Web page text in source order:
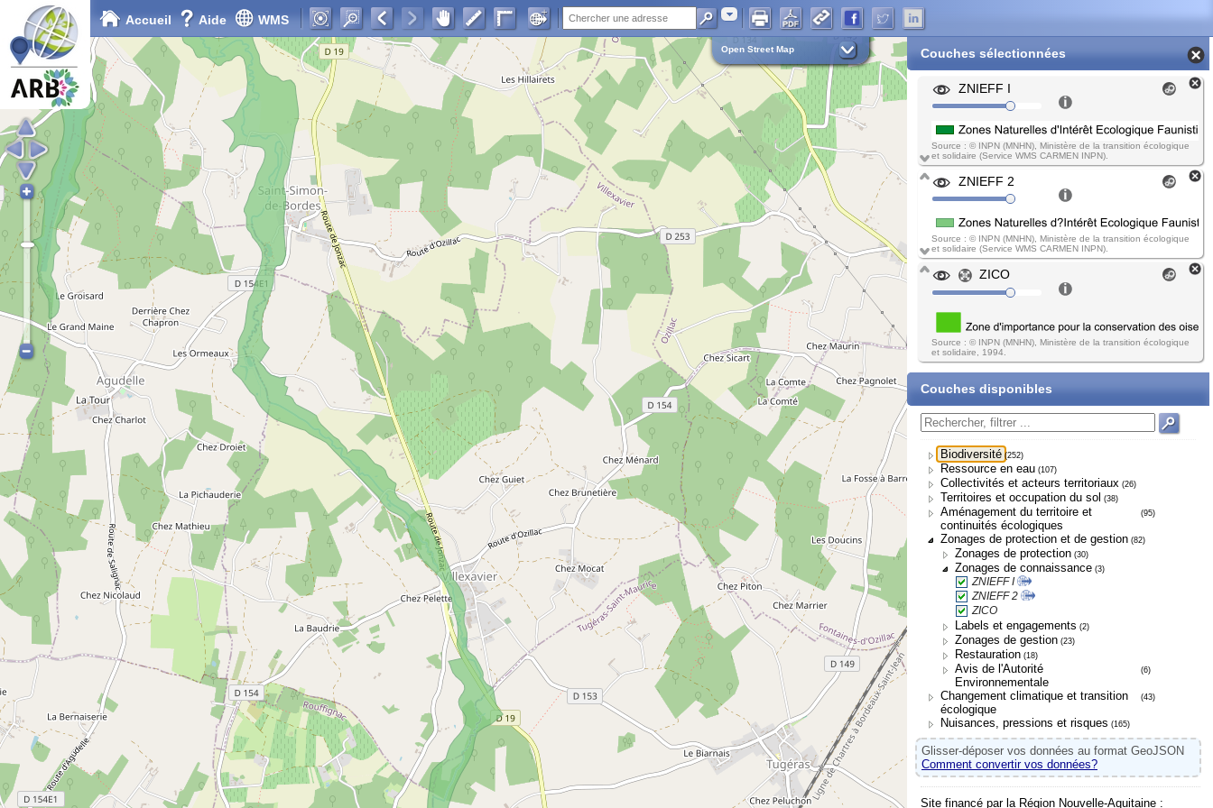
Accueil Aide WMS Adresse
Open Street Map Couches sélectionnées
ZNIEFF I
Source : © INPN (MNHN), Ministère de la transition écologique
et solidaire (Service WMS CARMEN INPN).
ZNIEFF 2
Source : © INPN (MNHN), Ministère de la transition écologique
et solidaire (Service WMS CARMEN INPN).
ZICO
Source : © INPN (MNHN), Ministère de la transition écologique
et solidaire, 1994.
Couches disponibles
Biodiversité (252)
Ressource en eau (107)
Collectivités et acteurs territoriaux (26)
Territoires et occupation du sol (38)
Aménagement du territoire et
continuités écologiques
(95)
Zonages de protection et de gestion (82)
Zonages de protection (30)
Zonages de connaissance (3)
ZNIEFF I
ZNIEFF 2
ZICO
Labels et engagements (2)
Zonages de gestion (23)
Restauration (18)
Avis de l'Autorité
Environnementale
(6)
Changement climatique et transition
écologique
(43)
Nuisances, pressions et risques (165)
Glisser-déposer vos données au format GeoJSON
Comment convertir vos données?
Site financé par la Région Nouvelle-Aquitaine :